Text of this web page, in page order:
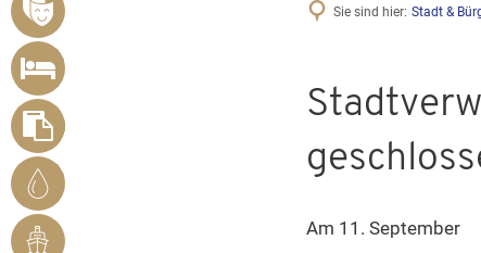
VERANSTALTUNGSÜBERSICHT
UNTERKUNFT
SUCHEN
FORMULARE
STADTWERKE
BENDORF
RHEINHAFEN
Sie sind hier: Stadt &
Am 11. September